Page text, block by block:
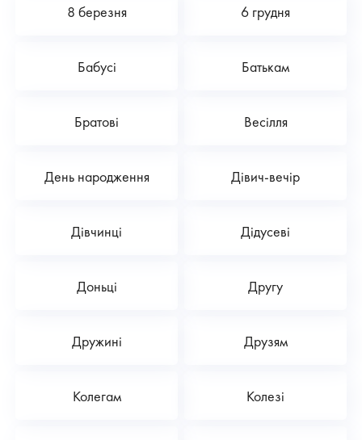
8 березня 6 грудня
Бабусі Батькам
Братові Весілля
День народження Дівич-вечір
Дівчинці Дідусеві
Доньці Другу
Дружині Друзям
Колегам Колезі